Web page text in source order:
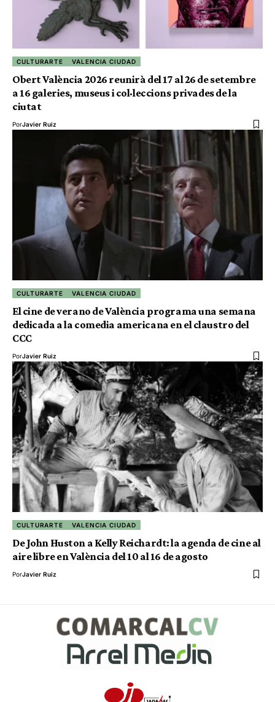
CULTURARTE VALENCIA CIUDAD
Obert València 2026 reunirà del 17 al 26 de setembre
a 16 galeries, museus i col·leccions privades de la
ciutat
PorJavier Ruiz
CULTURARTE VALENCIA CIUDAD
El cine de verano de València programa una semana
dedicada a la comedia americana en el claustro del
CCC
PorJavier Ruiz
CULTURARTE VALENCIA CIUDAD
De John Huston a Kelly Reichardt: la agenda de cine al
aire libre en València del 10 al 16 de agosto
PorJavier Ruiz